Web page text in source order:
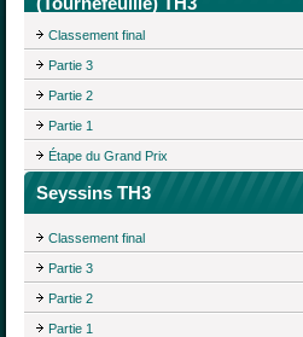
Classement final
Partie 3
Partie 2
Partie 1
Étape du Grand Prix
Seyssins TH3
Classement final
Partie 3
Partie 2
Partie 1